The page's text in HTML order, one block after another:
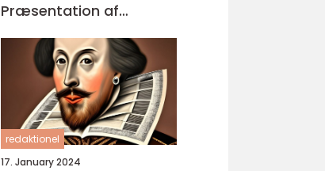
Præsentation af
Enestående
Kunstværker
redaktionel
17. January 2024